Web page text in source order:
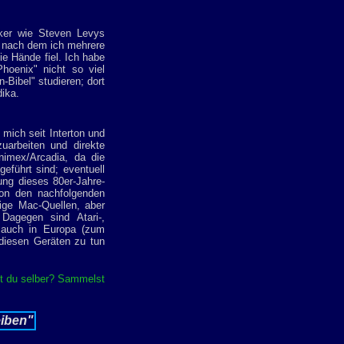
wie Steven Levys
dem ich mehrere
Hände fiel. Ich habe
nicht so viel
Bibel" studieren; dort
seit Interton und
und direkte
Arcadia, da die
sind; eventuell
dieses 80er-Jahre-
den nachfolgenden
Mac-Quellen, aber
sind Atari-,
in Europa (zum
Geräten zu tun
du selber? Sammelst